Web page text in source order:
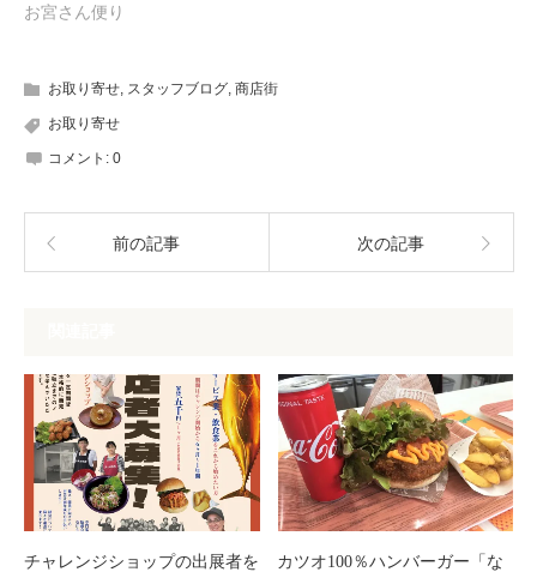
お宮さん便り
お取り寄せ, スタッフブログ, 商店街
お取り寄せ
コメント: 0
前の記事 次の記事
チャレンジショップの出展者を
カツオ100％ハンバーガー「な